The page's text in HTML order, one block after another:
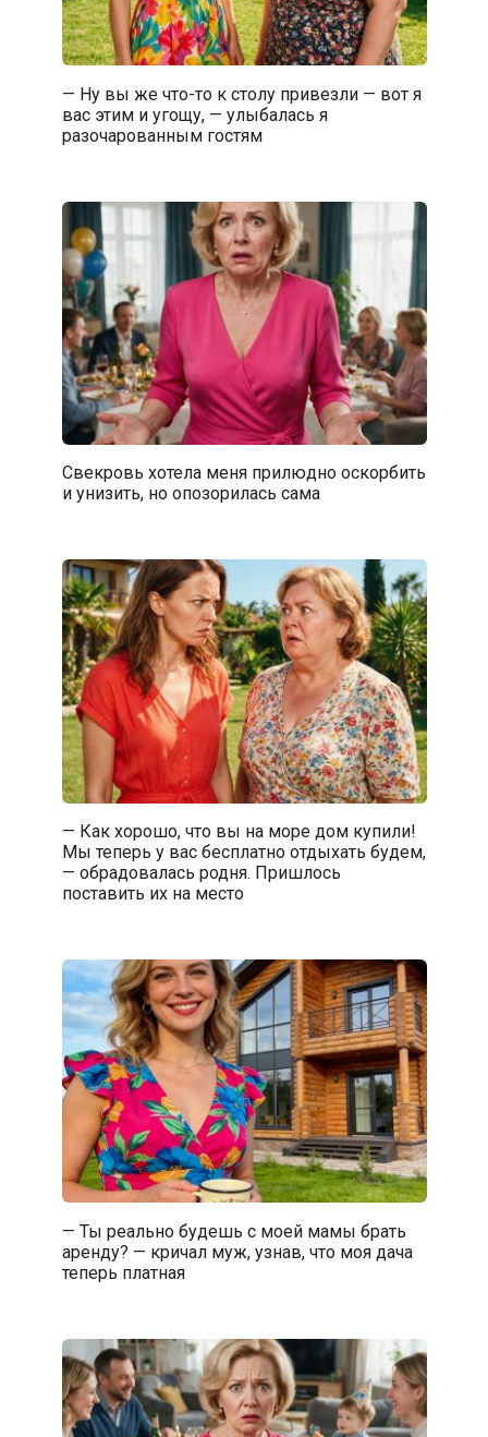
— Ну вы же что-то к столу привезли — вот я
вас этим и угощу, — улыбалась я
разочарованным гостям
Свекровь хотела меня прилюдно оскорбить
и унизить, но опозорилась сама
— Как хорошо, что вы на море дом купили!
Мы теперь у вас бесплатно отдыхать будем,
— обрадовалась родня. Пришлось
поставить их на место
— Ты реально будешь с моей мамы брать
аренду? — кричал муж, узнав, что моя дача
теперь платная